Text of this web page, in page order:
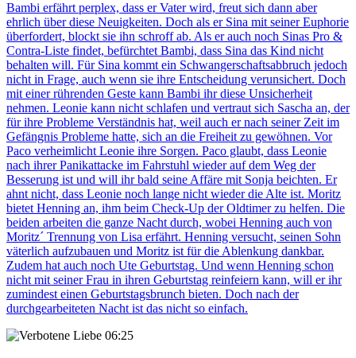
Bambi erfährt perplex, dass er Vater wird, freut sich dann aber
ehrlich über diese Neuigkeiten. Doch als er Sina mit seiner Euphorie
überfordert, blockt sie ihn schroff ab. Als er auch noch Sinas Pro &
Contra-Liste findet, befürchtet Bambi, dass Sina das Kind nicht
behalten will. Für Sina kommt ein Schwangerschaftsabbruch jedoch
nicht in Frage, auch wenn sie ihre Entscheidung verunsichert. Doch
mit einer rührenden Geste kann Bambi ihr diese Unsicherheit
nehmen. Leonie kann nicht schlafen und vertraut sich Sascha an, der
für ihre Probleme Verständnis hat, weil auch er nach seiner Zeit im
Gefängnis Probleme hatte, sich an die Freiheit zu gewöhnen. Vor
Paco verheimlicht Leonie ihre Sorgen. Paco glaubt, dass Leonie
nach ihrer Panikattacke im Fahrstuhl wieder auf dem Weg der
Besserung ist und will ihr bald seine Affäre mit Sonja beichten. Er
ahnt nicht, dass Leonie noch lange nicht wieder die Alte ist. Moritz
bietet Henning an, ihm beim Check-Up der Oldtimer zu helfen. Die
beiden arbeiten die ganze Nacht durch, wobei Henning auch von
Moritz´ Trennung von Lisa erfährt. Henning versucht, seinen Sohn
väterlich aufzubauen und Moritz ist für die Ablenkung dankbar.
Zudem hat auch noch Ute Geburtstag. Und wenn Henning schon
nicht mit seiner Frau in ihren Geburtstag reinfeiern kann, will er ihr
zumindest einen Geburtstagsbrunch bieten. Doch nach der
durchgearbeiteten Nacht ist das nicht so einfach.
06:25